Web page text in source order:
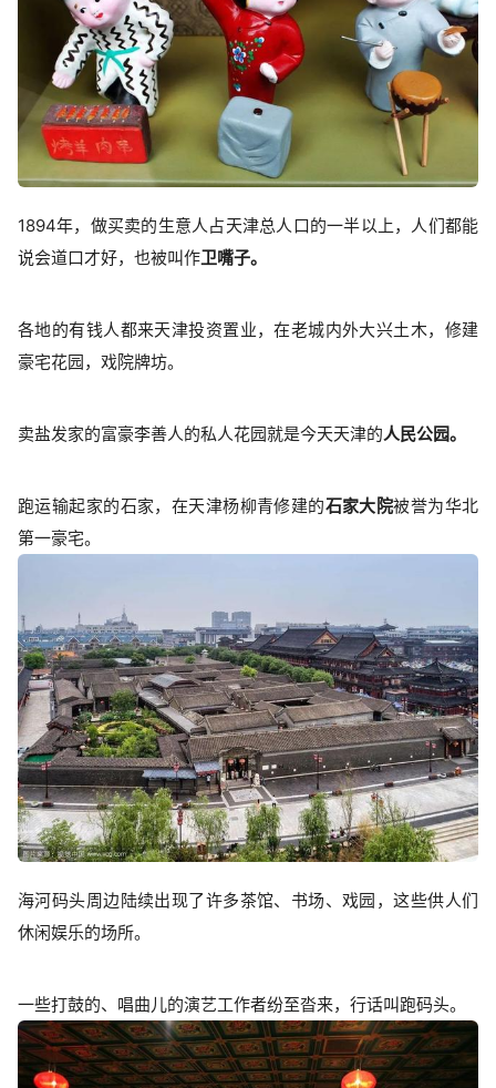
1894年，做买卖的生意人占天津总人口的一半以上，人们都能
说会道口才好，也被叫作卫嘴子。
各地的有钱人都来天津投资置业，在老城内外大兴土木，修建
豪宅花园，戏院牌坊。
卖盐发家的富豪李善人的私人花园就是今天天津的人民公园。
跑运输起家的石家，在天津杨柳青修建的石家大院被誉为华北
第一豪宅。
海河码头周边陆续出现了许多茶馆、书场、戏园，这些供人们
休闲娱乐的场所。
一些打鼓的、唱曲儿的演艺工作者纷至沓来，行话叫跑码头。